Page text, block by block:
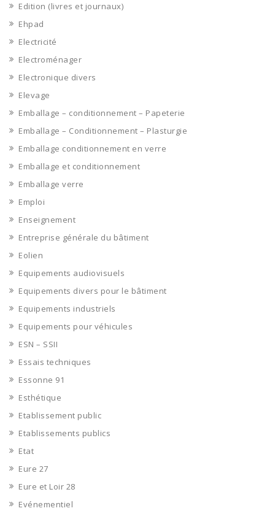
Edition (livres et journaux)
Ehpad
Electricité
Electroménager
Electronique divers
Elevage
Emballage – conditionnement – Papeterie
Emballage – Conditionnement – Plasturgie
Emballage conditionnement en verre
Emballage et conditionnement
Emballage verre
Emploi
Enseignement
Entreprise générale du bâtiment
Eolien
Equipements audiovisuels
Equipements divers pour le bâtiment
Equipements industriels
Equipements pour véhicules
ESN – SSII
Essais techniques
Essonne 91
Esthétique
Etablissement public
Etablissements publics
Etat
Eure 27
Eure et Loir 28
Evénementiel